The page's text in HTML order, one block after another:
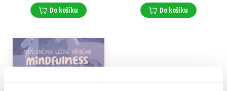
Do košíku Do košíku